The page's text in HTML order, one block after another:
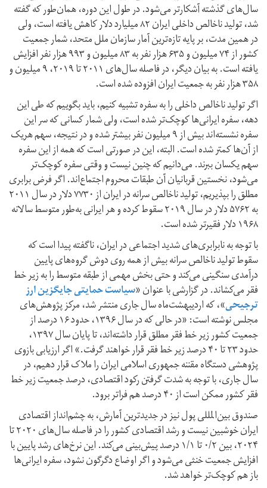
سال‌های گذشته آشکارتر می‌شود. در طول این دوره، همان‌طور که گفته
شد، تولید ناخالص داخلی ایران ۸۲ میلیارد دلار کاهش یافته است، ولی
در همین مدت، بر پایه تازه‌ترین آمار سازمان ملل متحد، شمار جمعیت
کشور از ۷۴ میلیون و ۶۳۵ هزار نفر به ۸۳ میلیون و ۹۹۳ هزار نفر افزایش
یافته است. به بیان دیگر، در فاصله سال‌های ۲۰۱۱ تا ۲۰۱۹، ۹ میلیون و
۳۵۸ هزار نفر به جمعیت ایران افزوده شده است.
اگر تولید ناخالص داخلی را به سفره تشبیه کنیم، باید بگوییم که طی این
دهه، سفره ایرانی‌ها کوچک‌تر شده است، ولی شمار کسانی که سر این
سفره نشسته‌اند بیش از ۹ میلیون نفر بیشتر شده و در نتیجه، سهم هر‌یک
از آن‌ها کمتر شده است. البته، این در صورتی است که همه از این سفره
سهم یکسان ببرند. می‌دانیم که چنین نیست و وقتی سفره کوچک‌تر
می‌شود، نخستین قربانیان آن طبقات محروم اجتماع‌اند. اگر فرض برابری
مطلق را بپذیریم، تولید ناخالص سرانه در ایران از ۷۷۳۰ دلار در سال ۲۰۱۱
به ۵۷۶۲ دلار در سال ۲۰۱۹ سقوط کرده و هر ایرانی به‌طور متوسط سالانه
۱۹۶۸ دلار فقیر‌تر شده است.
با توجه به نابرابری‌های شدید اجتماعی در ایران، ناگفته پیدا است که
سقوط تولید ناخالص سرانه بیش از همه روی دوش گروه‌های پایین
در‌آمدی سنگینی می‌کند و حتی بخش مهمی از طبقه متوسط را به زیر خط
فقر می‌کشاند. در گزارشی با عنوان «سیاست حمایتی جایگزین ارز
ترجیحی»، که اردیبهشت‌ماه سال جاری منتشر شد، مرکز پژوهش‌های
مجلس نوشته است: «در حالی که در سال ۱۳۹۶، حدود ۱۶ درصد از
جمعیت کشور زیر خط فقر مطلق قرار داشته‌اند، تا پایان سال ۱۳۹۷،
حدود ۲۳ تا ۴۰ درصد زیر خط فقر قرار خواهند گرفت.» اگر ارزیابی بازوی
پژوهشی دستگاه مقننه جمهوری اسلامی ایران را ملاک قرار دهیم، در
سال جاری، با توجه به شدت گرفتن رکود اقتصادی، در‌صد جمعیت زیر خط
فقر کشور ممکن است از ۴۰ درصد هم فراتر برود.
صندوق بین‌المللی پول نیز در جدیدترین آمارش، به چشم‌انداز‌ اقتصادی
ایران خوشبین نیست و رشد اقتصادی کشور را در فاصله سال‌های ۲۰۲۰ تا
۲۰۲۴، بین ۰/۲ تا ۱/۱ درصد پیش‌بینی می‌کند. این نرخ‌های رشد پایین با
افزایش جمعیت خنثی می‌شود و اگر اوضاع دگرگون نشود، سفره ایرانی‌ها
باز هم کوچک‌تر خواهد شد.